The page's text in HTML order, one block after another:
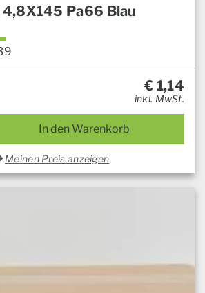
Pa66 Blau
€ 1,14
inkl. MwSt.
In den Warenkorb
Meinen Preis anzeigen